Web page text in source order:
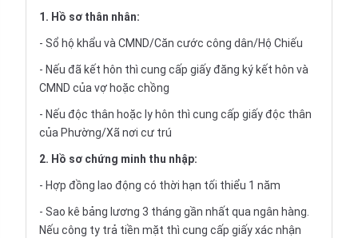
1. Hồ sơ thân nhân:
- Sổ hộ khẩu và CMND/Căn cước công dân/Hộ Chiếu
- Nếu đã kết hôn thì cung cấp giấy đăng ký kết hôn và
CMND của vợ hoặc chồng
- Nếu độc thân hoặc ly hôn thì cung cấp giấy độc thân
của Phường/Xã nơi cư trú
2. Hồ sơ chứng minh thu nhập:
- Hợp đồng lao động có thời hạn tối thiểu 1 năm
- Sao kê bảng lương 3 tháng gần nhất qua ngân hàng.
Nếu công ty trả tiền mặt thì cung cấp giấy xác nhận